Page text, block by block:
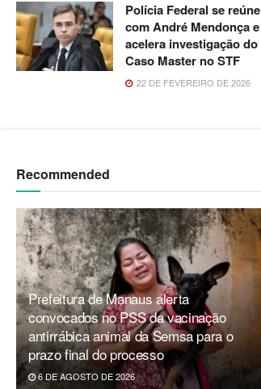
Polícia Federal se reúne
com André Mendonça e
acelera investigação do
Caso Master no STF
22 DE FEVEREIRO DE 2026
Recommended
Prefeitura de Manaus alerta
convocados no PSS da vacinação
antirrábica animal da Semsa para o
prazo final do processo
6 DE AGOSTO DE 2026